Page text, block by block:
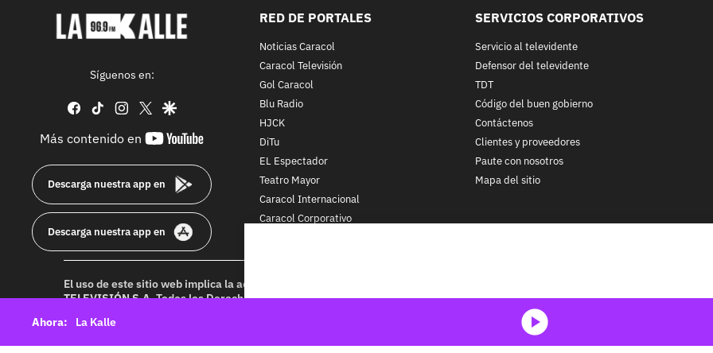
Síguenos en:
facebook
tiktok instagram
twittergoogle
Más contenido en
youtube-
Descarga nuestra app en
Descarga nuestra app en
RED DE PORTALES
Noticias Caracol
Caracol Televisión
Gol Caracol
Blu Radio
HJCK
DiTu
EL Espectador
Teatro Mayor
Caracol Internacional
Caracol Corporativo
SERVICIOS CORPORATIVOS
Servicio al televidente
Defensor del televidente
TDT
Código del buen gobierno
Contáctenos
Clientes y proveedores
Paute con nosotros
Mapa del sitio
El uso de este sitio web implica la aceptación de los
TELEVISIÓN S.A.Todos los Derechos Reservados D.R.A. Prohibida su reproducción total o parcial, así como su traducción a
idioma sin autorización escrita de su titular. Reproduction in whole or in part, or translation without written permission is
rights reserved 2025.
La Kalle